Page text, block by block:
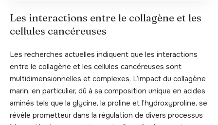
Les interactions entre le collagène et les
cellules cancéreuses
Les recherches actuelles indiquent que les interactions
entre le collagène et les cellules cancéreuses sont
multidimensionnelles et complexes. L’impact du collagène
marin, en particulier, dû à sa composition unique en acides
aminés tels que la glycine, la proline et l’hydroxyproline, se
révèle prometteur dans la régulation de divers processus